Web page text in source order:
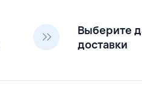
Выберите
доставки